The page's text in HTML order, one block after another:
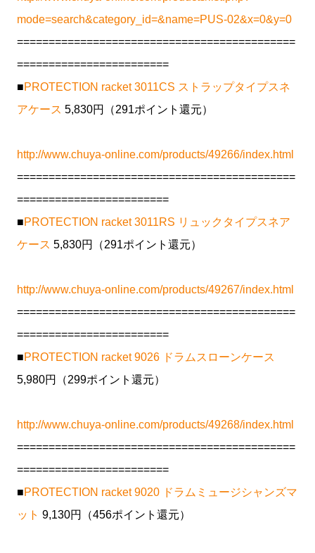
mode=search&category_id=&name=PUS-02&x=0&y=0
============================================
========================
■PROTECTION racket 3011CS ストラップタイプスネ
アケース 5,830円（291ポイント還元）
http://www.chuya-online.com/products/49266/index.html
============================================
========================
■PROTECTION racket 3011RS リュックタイプスネア
ケース 5,830円（291ポイント還元）
http://www.chuya-online.com/products/49267/index.html
============================================
========================
■PROTECTION racket 9026 ドラムスローンケース
5,980円（299ポイント還元）
http://www.chuya-online.com/products/49268/index.html
============================================
========================
■PROTECTION racket 9020 ドラムミュージシャンズマ
ット 9,130円（456ポイント還元）